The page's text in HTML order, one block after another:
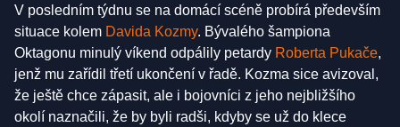
V posledním týdnu se na domácí scéně probírá především
situace kolem Davida Kozmy. Bývalého šampiona
Oktagonu minulý víkend odpálily petardy Roberta Pukače,
jenž mu zařídil třetí ukončení v řadě. Kozma sice avizoval,
že ještě chce zápasit, ale i bojovníci z jeho nejbližšího
okolí naznačili, že by byli radši, kdyby se už do klece